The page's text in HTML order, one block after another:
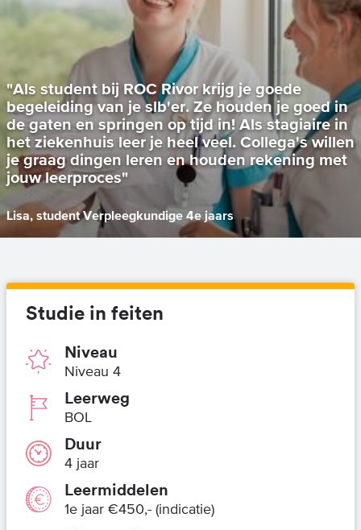
"Als student bij ROC Rivor krijg je goede
begeleiding van je slb'er. Ze houden je goed in
de gaten en springen op tijd in! Als stagiaire in
het ziekenhuis leer je heel veel. Collega's willen
je graag dingen leren en houden rekening met
jouw leerproces"
Lisa, student Verpleegkundige 4e jaars
Studie in feiten
Niveau
Niveau 4
Leerweg
BOL
Duur
4 jaar
Leermiddelen
1e jaar €450,- (indicatie)